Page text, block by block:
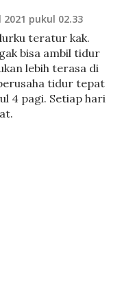
2021 pukul 02.33
teratur kak.
bisa ambil tidur
lebih terasa di
tidur tepat
4 pagi. Setiap hari